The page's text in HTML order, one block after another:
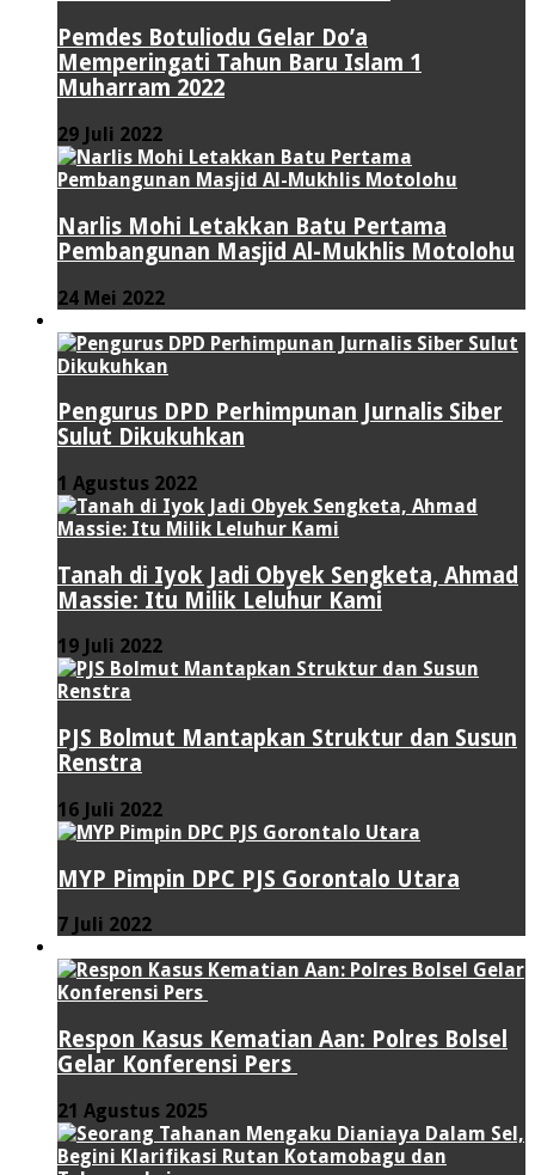
Pemdes Botuliodu Gelar Do’a
Memperingati Tahun Baru Islam 1
Muharram 2022
29 Juli 2022
Narlis Mohi Letakkan Batu Pertama
Pembangunan Masjid Al-Mukhlis Motolohu
24 Mei 2022
Pengurus DPD Perhimpunan Jurnalis Siber
Sulut Dikukuhkan
1 Agustus 2022
Tanah di Iyok Jadi Obyek Sengketa, Ahmad
Massie: Itu Milik Leluhur Kami
19 Juli 2022
PJS Bolmut Mantapkan Struktur dan Susun
Renstra
16 Juli 2022
MYP Pimpin DPC PJS Gorontalo Utara
7 Juli 2022
Respon Kasus Kematian Aan: Polres Bolsel
Gelar Konferensi Pers
21 Agustus 2025